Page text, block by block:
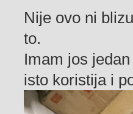
Nije ovo ni
to.
Imam jos
isto koristija i